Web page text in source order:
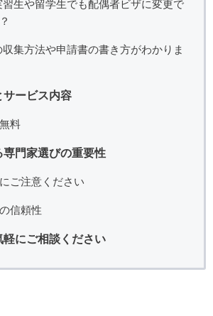
生や留学生でも配偶者ビザに変更で
集方法や申請書の書き方がわかりま
サービス内容
料
専門家選びの重要性
ご注意ください
信頼性
軽にご相談ください